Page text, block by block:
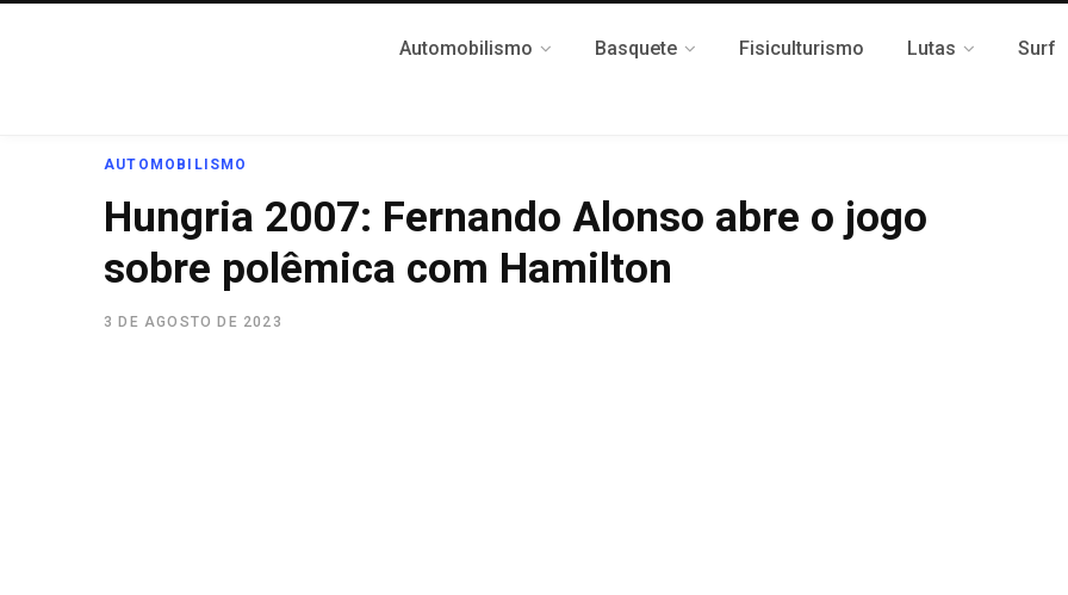
Automobilismo Basquete Fisiculturismo Lutas Surf
AUTOMOBILISMO
Hungria 2007: Fernando Alonso abre o jogo
sobre polêmica com Hamilton
3 DE AGOSTO DE 2023